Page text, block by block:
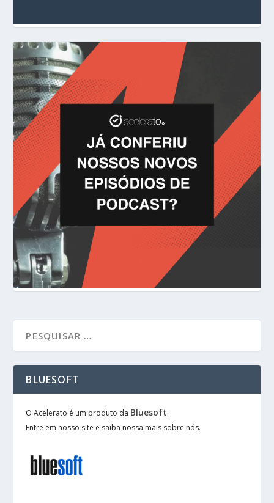
BLUESOFT
O Acelerato é um produto da Bluesoft.
Entre em nosso site e saiba nossa mais sobre nós.